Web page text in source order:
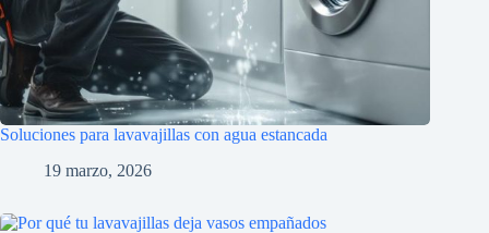
Soluciones para lavavajillas con agua estancada
19 marzo, 2026